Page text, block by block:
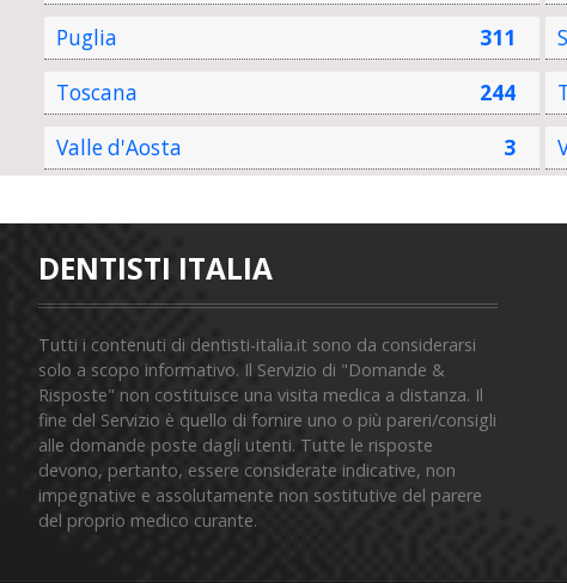
Puglia
311
Toscana
244
Valle d'Aosta
3
DENTISTI ITALIA
Tutti i contenuti di dentisti-italia.it sono da considerarsi
solo a scopo informativo. Il Servizio di "Domande &
Risposte" non costituisce una visita medica a distanza. Il
fine del Servizio è quello di fornire uno o più pareri/consigli
alle domande poste dagli utenti. Tutte le risposte
devono, pertanto, essere considerate indicative, non
impegnative e assolutamente non sostitutive del parere
del proprio medico curante.